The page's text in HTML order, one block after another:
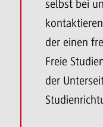
selbst bei
der einen
Freie
der